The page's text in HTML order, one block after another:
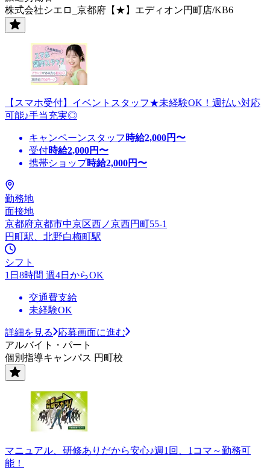
株式会社シエロ_京都府【★】エディオン円町店/KB6
【スマホ受付】イベントスタッフ★未経験OK！週払い対応
可能♪手当充実◎
キャンペーンスタッフ 時給2,000円〜
受付時給2,000円〜
携帯ショップ時給2,000円〜
勤務地
面接地
京都府京都市中京区西ノ京西円町55-1
円町駅、北野白梅町駅
シフト
1日8時間 週4日からOK
交通費支給
未経験OK
詳細を見る
応募画面に進む
アルバイト・パート
個別指導キャンパス 円町校
マニュアル、研修ありだから安心♪週1回、1コマ～勤務可
能！